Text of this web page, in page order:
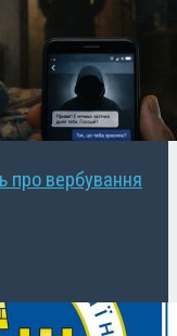
про вербування